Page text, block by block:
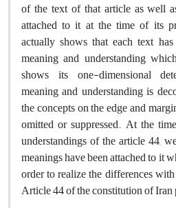
of the text of that article as well
attached to it at the time of its
actually shows that each text
meaning and understanding
shows its one-dimensional
meaning and understanding is
the concepts on the edge and
omitted or suppressed. At the
understandings of the article 44,
meanings have been attached to it
order to realize the differences
Article 44 of the constitution of